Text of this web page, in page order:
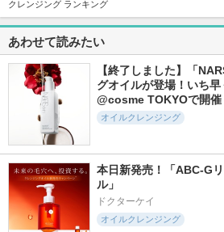
5.8
7409件
ジェノプティクス
インフィニットオー
ラ エッセンス
SK-II
スキンクリア クレ
ンズ オイル アロマ
タイプ リフレシン
グシトラスの香り
5.8
リポソーム アドバ
PDRN ヒアルロン酸
クレンジング ランキング
あわせて読みたい
【終了しました】「
グオイルが登場！いち
@cosme TOKYOで開催
オイルクレンジング
本日新発売！「ABC-G
ル」
ドクターケイ
オイルクレンジング